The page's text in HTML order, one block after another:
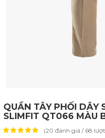
QUẦN TÂY PHỐI DÂY
SLIMFIT QT066 MÀU
(20 đánh giá / 68